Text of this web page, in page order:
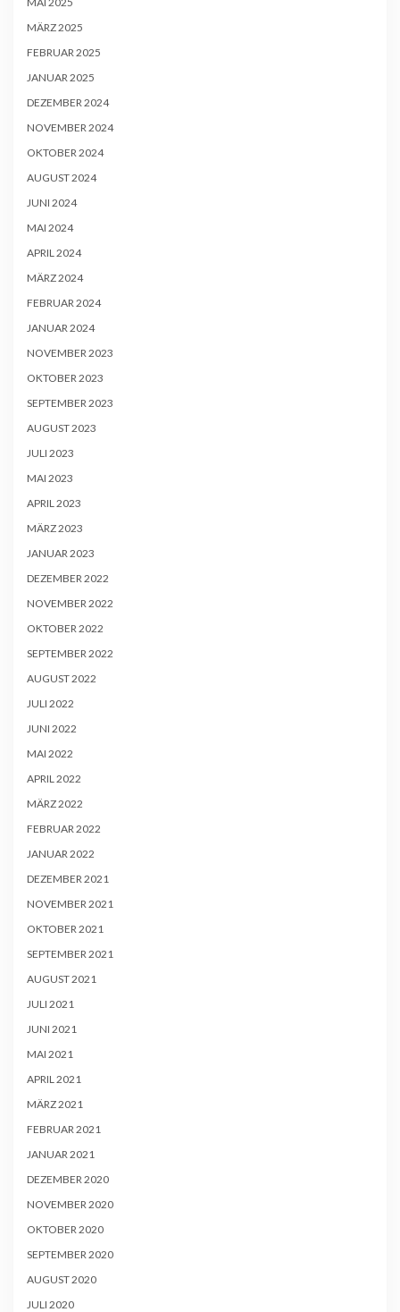
MÄRZ 2025
FEBRUAR 2025
JANUAR 2025
DEZEMBER 2024
NOVEMBER 2024
OKTOBER 2024
AUGUST 2024
JUNI 2024
MAI 2024
APRIL 2024
MÄRZ 2024
FEBRUAR 2024
JANUAR 2024
NOVEMBER 2023
OKTOBER 2023
SEPTEMBER 2023
AUGUST 2023
JULI 2023
MAI 2023
APRIL 2023
MÄRZ 2023
JANUAR 2023
DEZEMBER 2022
NOVEMBER 2022
OKTOBER 2022
SEPTEMBER 2022
AUGUST 2022
JULI 2022
JUNI 2022
MAI 2022
APRIL 2022
MÄRZ 2022
FEBRUAR 2022
JANUAR 2022
DEZEMBER 2021
NOVEMBER 2021
OKTOBER 2021
SEPTEMBER 2021
AUGUST 2021
JULI 2021
JUNI 2021
MAI 2021
APRIL 2021
MÄRZ 2021
FEBRUAR 2021
JANUAR 2021
DEZEMBER 2020
NOVEMBER 2020
OKTOBER 2020
SEPTEMBER 2020
AUGUST 2020
JULI 2020